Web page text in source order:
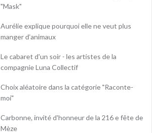
"Mask"
Aurélie explique pourquoi elle ne veut plus
manger d’animaux
Le cabaret d'un soir - les artistes de la
compagnie Luna Collectif
Choix aléatoire dans la catégorie "Raconte-
moi"
Carbonne, invité d'honneur de la 216 e fête de
Mèze